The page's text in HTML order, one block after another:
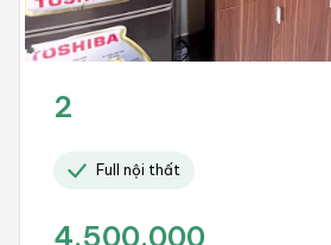
2
Full nội thất
4.500.000